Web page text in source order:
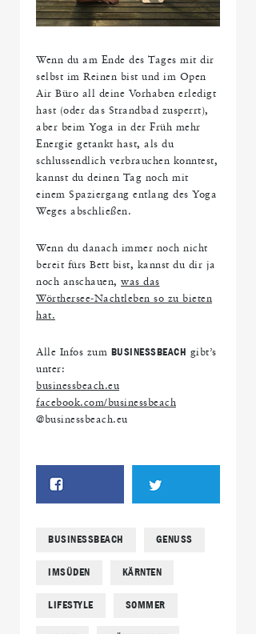
Wenn du am Ende des Tages mit dir
selbst im Reinen bist und im Open
Air Büro all deine Vorhaben erledigt
hast (oder das Strandbad zusperrt),
aber beim Yoga in der Früh mehr
Energie getankt hast, als du
schlussendlich verbrauchen konntest,
kannst du deinen Tag noch mit
einem Spaziergang entlang des Yoga
Weges abschließen.
Wenn du danach immer noch nicht
bereit fürs Bett bist, kannst du dir ja
noch anschauen, was das
Wörthersee-Nachtleben so zu bieten
hat.
Alle Infos zum BUSINESSBEACH
gibt’s
unter:
businessbeach.eu
facebook.com/businessbeach
@businessbeach.eu
BUSINESSBEACH GENUSS
IMSÜDEN KÄRNTEN
LIFESTYLE SOMMER